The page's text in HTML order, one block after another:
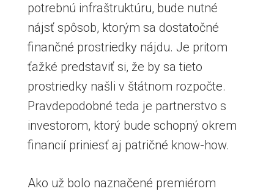
potrebnú infraštruktúru, bude nutné
nájsť spôsob, ktorým sa dostatočné
finančné prostriedky nájdu. Je pritom
ťažké predstaviť si, že by sa tieto
prostriedky našli v štátnom rozpočte.
Pravdepodobné teda je partnerstvo s
investorom, ktorý bude schopný okrem
financií priniesť aj patričné know-how.
Ako už bolo naznačené premiérom